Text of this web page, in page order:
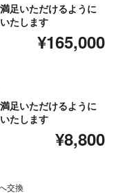
足いただけるように
たします
¥165,000
足いただけるように
たします
¥8,800
交換